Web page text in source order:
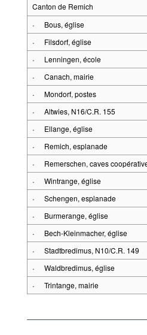
Canton de Remich
· Bous, église
· Filsdorf, église
· Lenningen, école
· Canach, mairie
· Mondorf, postes
· Altwies, N16/C.R. 155
· Ellange, église
· Remich, esplanade
· Remerschen, caves
· Wintrange, église
· Schengen, esplanade
· Burmerange, église
· Bech-Kleinmacher, église
· Stadtbredimus, N10/C.R. 149
· Waldbredimus, église
· Trintange, mairie